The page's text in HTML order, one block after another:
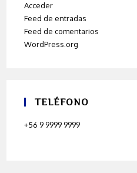
Acceder
Feed de entradas
Feed de comentarios
WordPress.org
TELÉFONO
+56 9 9999 9999